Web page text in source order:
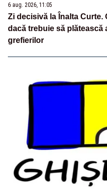
6 aug. 2026, 11:05
Zi decisivă la Înalta
dacă trebuie să plătească
grefierilor